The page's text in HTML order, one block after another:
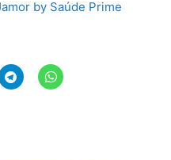
by Saúde Prime